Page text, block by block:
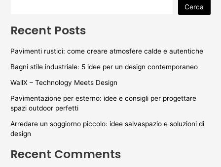
Cerca
Recent Posts
Pavimenti rustici: come creare atmosfere calde e autentiche
Bagni stile industriale: 5 idee per un design contemporaneo
WallX – Technology Meets Design
Pavimentazione per esterno: idee e consigli per progettare
spazi outdoor perfetti
Arredare un soggiorno piccolo: idee salvaspazio e soluzioni di
design
Recent Comments